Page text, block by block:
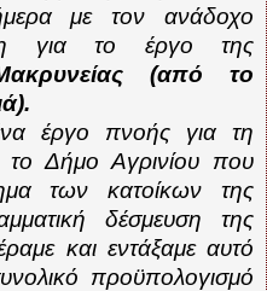
με τον ανάδοχο
για το έργο της
(από το
έργο πνοής για τη
το Δήμο Αγρινίου που
των κατοίκων της
δέσμευση της
και εντάξαμε αυτό
προϋπολογισμό